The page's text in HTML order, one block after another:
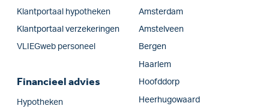
Klantportaal hypotheken
Klantportaal verzekeringen
VLIEGweb personeel
Financieel advies
Hypotheken
Amsterdam
Amstelveen
Bergen
Haarlem
Hoofddorp
Heerhugowaard